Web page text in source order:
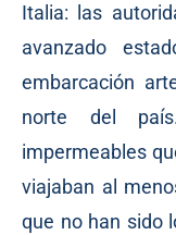
Italia: las
avanzado
embarcación
norte del
impermeables
viajaban al
que no han sido